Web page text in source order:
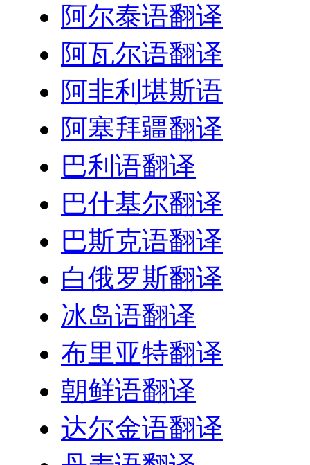
阿尔泰语翻译
阿瓦尔语翻译
阿非利堪斯语
阿塞拜疆翻译
巴利语翻译
巴什基尔翻译
巴斯克语翻译
白俄罗斯翻译
冰岛语翻译
布里亚特翻译
朝鲜语翻译
达尔金语翻译